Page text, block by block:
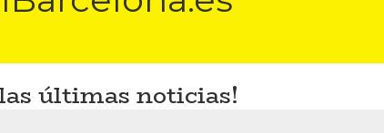
las últimas noticias!